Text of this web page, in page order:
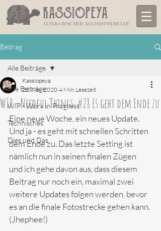
literarischer sachenwerkler
Beitrag
Alle Beiträge
WIP - Work in Progress
Technisches
Dies und Das
Alle Beiträge
WIP - Needful Things: #28 Es geht dem Ende zu
Kassiopeya
22. Nov. 2020 4 Min. Lesezeit
Eine neue Woche, ein neues Update.
Und ja - es geht mit schnellen Schritten
dem Ende zu. Das letzte Setting ist
nämlich nun in seinen finalen Zügen
und ich gehe davon aus, dass diesem
Beitrag nur noch ein, maximal zwei
weitere Updates folgen werden, bevor
es an die finale Fotostrecke gehen kann.
(Jhephee!)